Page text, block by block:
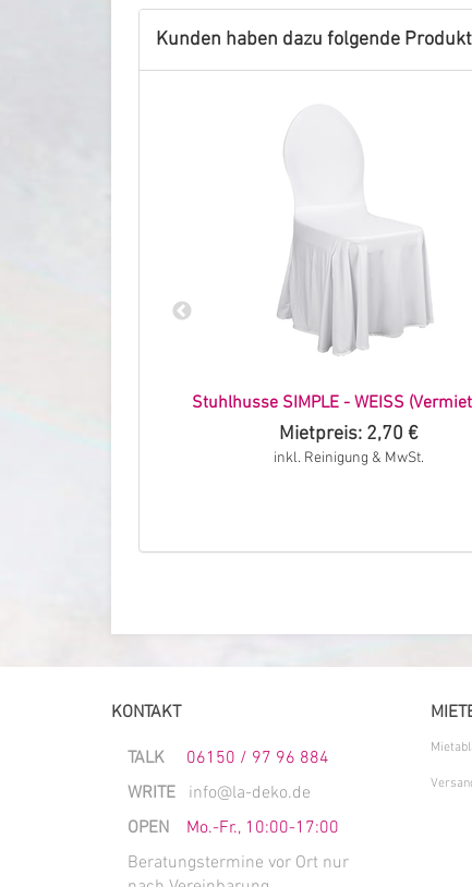
Kunden haben dazu folgende
Stuhlhusse SIMPLE - WEISS
Mietpreis: 2,70 €
inkl. Reinigung & MwSt.
KONTAKT
TALK 06150 / 97 96 884
WRITE info@la-deko.de
OPEN Mo.-Fr., 10:00-17:00
Beratungstermine vor Ort nur